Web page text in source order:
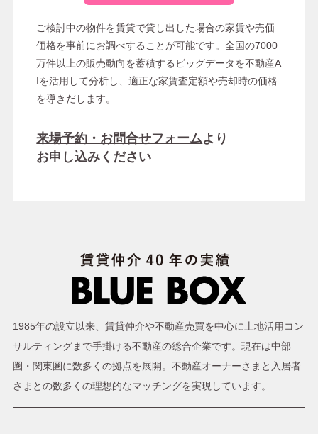
ご検討中の物件を賃貸で貸し出した場合の家賃や売価
価格を事前にお調べすることが可能です。全国の7000
万件以上の販売動向を蓄積するビッグデータを不動産A
Iを活用して分析し、適正な家賃査定額や売却時の価格
を導きだします。
来場予約・お問合せフォームより
お申し込みください
1985年の設立以来、賃貸仲介や不動産売買を中心に土地活用コン
サルティングまで手掛ける不動産の総合企業です。現在は中部
圏・関東圏に数多くの拠点を展開。不動産オーナーさまと入居者
さまとの数多くの理想的なマッチングを実現しています。